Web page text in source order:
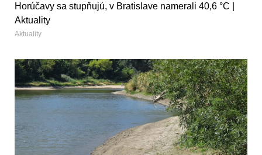
Horúčavy sa stupňujú, v Bratislave namerali 40,6 °C |
Aktuality
Aktuality